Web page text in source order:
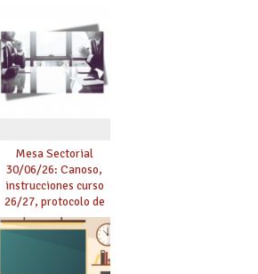
exige al Ministerio
que los compromisos
se materialicen con
la mayor agilidad
posible
Mesa Sectorial
30/06/26: Canoso,
instrucciones curso
26/27, protocolo de
agresiones.